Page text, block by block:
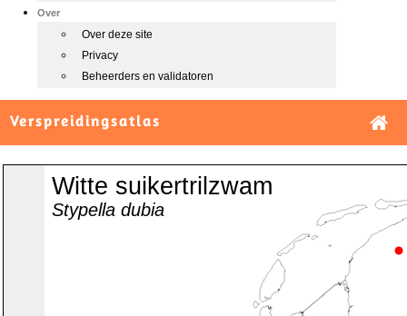
Over
Over deze site
Privacy
Beheerders en validatoren
Verspreidingsatlas